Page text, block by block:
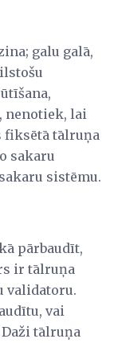
galu galā,
nenotiek, lai
fiksētā tālruņa
sakaru
sistēmu.
pārbaudīt,
ir tālruņa
validatoru.
vai
tālruņa